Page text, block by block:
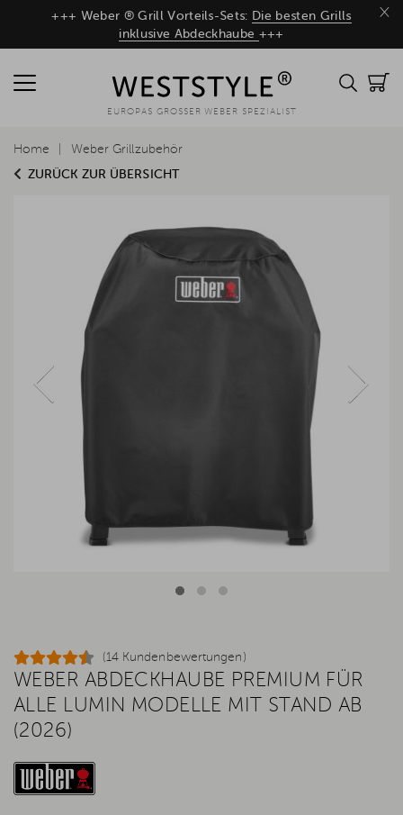
×
+++ Weber ® Grill Vorteils-Sets: Die besten Grills
inklusive Abdeckhaube +++
EUROPAS GROSSER WEBER SPEZIALIST
ZURÜCK ZUR ÜBERSICHT
Home Weber Grillzubehör
(14 Kundenbewertungen)
WEBER ABDECKHAUBE PREMIUM FÜR
ALLE LUMIN MODELLE MIT STAND AB
(2026)